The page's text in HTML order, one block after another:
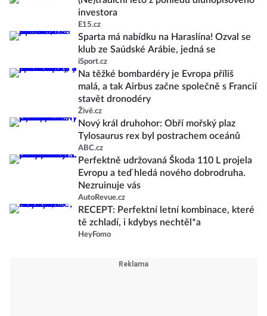
investora
E15.cz
Sparta má nabídku na Haraslína! Ozval se
klub ze Saúdské Arábie, jedná se
iSport.cz
Na těžké bombardéry je Evropa příliš
malá, a tak Airbus začne společně s Francií
stavět dronodéry
Živě.cz
Nový král druhohor: Obří mořský plaz
Tylosaurus rex byl postrachem oceánů
ABC.cz
Perfektně udržovaná Škoda 110 L projela
Evropu a teď hledá nového dobrodruha.
Nezruinuje vás
AutoRevue.cz
RECEPT: Perfektní letní kombinace, které
tě zchladí, i kdybys nechtěl*a
HeyFomo